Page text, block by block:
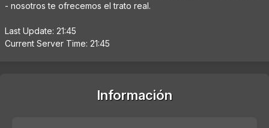
- nosotros te ofrecemos el trato real.
Last Update: 21:45
Current Server Time: 21:45
Información